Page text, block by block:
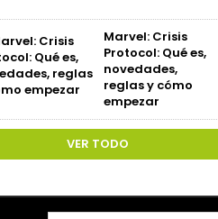
Marvel: Crisis
Protocol: Qué es,
novedades,
reglas y cómo
empezar
VER TODO